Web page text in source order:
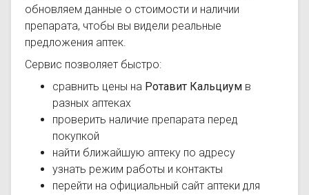
обновляем данные о стоимости и наличии
препарата, чтобы вы видели реальные
предложения аптек.
Сервис позволяет быстро:
сравнить цены на Ротавит Кальциум в
разных аптеках
проверить наличие препарата перед
покупкой
найти ближайшую аптеку по адресу
узнать режим работы и контакты
перейти на официальный сайт аптеки для